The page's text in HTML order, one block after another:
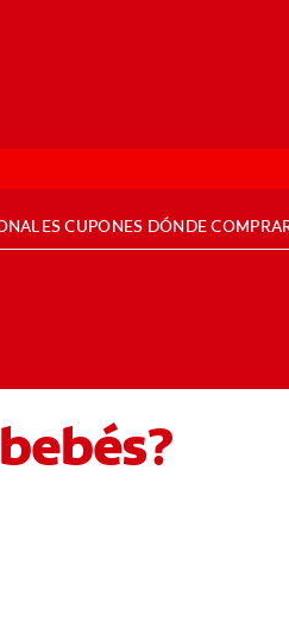
CUPONES DÓNDE